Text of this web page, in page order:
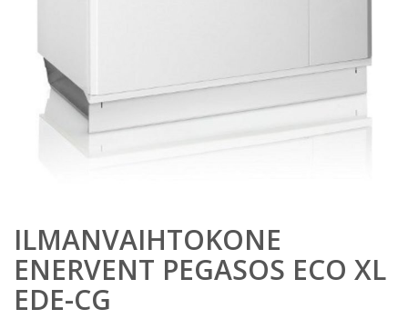
ILMANVAIHTOKONE
ENERVENT PEGASOS ECO XL
EDE-CG